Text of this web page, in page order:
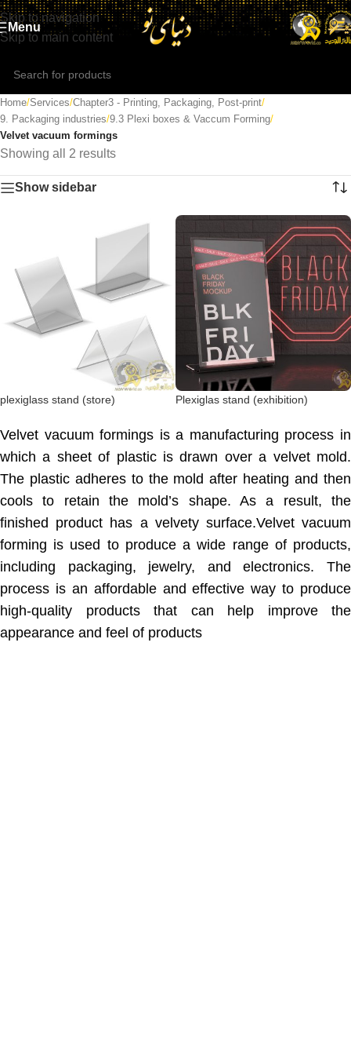
Skip to navigation
Skip to main content
Menu
Home/Services/Chapter3 - Printing, Packaging, Post-print/
9. Packaging industries/9.3 Plexi boxes & Vaccum Forming/
Velvet vacuum formings
Showing all 2 results
Show sidebar
plexiglass stand (store) Plexiglas stand (exhibition)
Velvet vacuum formings is a manufacturing process in
which a sheet of plastic is drawn over a velvet mold.
The plastic adheres to the mold after heating and then
cools to retain the mold’s shape. As a result, the
finished product has a velvety surface.Velvet vacuum
forming is used to produce a wide range of products,
including packaging, jewelry, and electronics. The
process is an affordable and effective way to produce
high-quality products that can help improve the
appearance and feel of products